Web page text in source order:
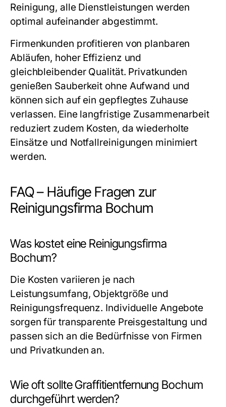
Reinigung, alle Dienstleistungen werden
optimal aufeinander abgestimmt.
Firmenkunden profitieren von planbaren
Abläufen, hoher Effizienz und
gleichbleibender Qualität. Privatkunden
genießen Sauberkeit ohne Aufwand und
können sich auf ein gepflegtes Zuhause
verlassen. Eine langfristige Zusammenarbeit
reduziert zudem Kosten, da wiederholte
Einsätze und Notfallreinigungen minimiert
werden.
FAQ – Häufige Fragen zur
Reinigungsfirma Bochum
Was kostet eine Reinigungsfirma
Bochum?
Die Kosten variieren je nach
Leistungsumfang, Objektgröße und
Reinigungsfrequenz. Individuelle Angebote
sorgen für transparente Preisgestaltung und
passen sich an die Bedürfnisse von Firmen
und Privatkunden an.
Wie oft sollte Graffitientfernung Bochum
durchgeführt werden?